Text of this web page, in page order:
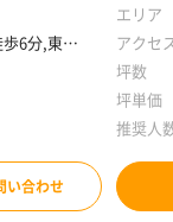
6分,東日
い合わせ
エリア
アクセ
坪数
坪単価
推奨人